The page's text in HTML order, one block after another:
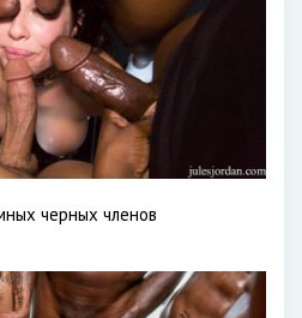
черных членов